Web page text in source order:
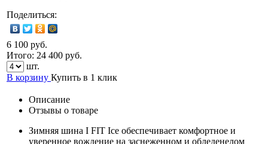
Поделиться:
6 100 руб.
Итого: 24 400 руб.
шт.
В корзину Купить в 1 клик
Описание
Отзывы о товаре
Зимняя шина I FIT Ice обеспечивает комфортное и
уверенное вождение на заснеженном и обледенелом